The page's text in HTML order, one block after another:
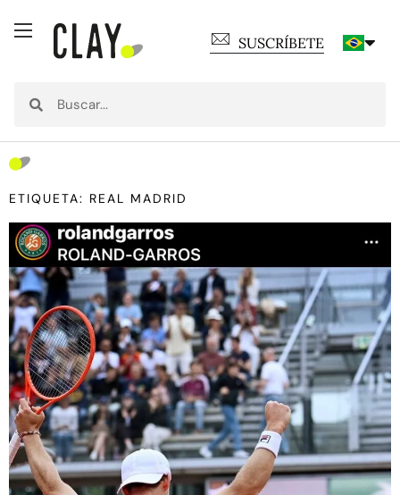
SUSCRÍBETE
ETIQUETA: REAL MADRID